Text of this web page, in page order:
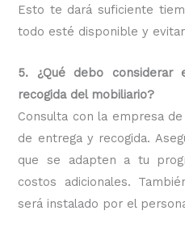
Esto te dará suficiente
todo esté disponible y
5. ¿Qué debo
recogida del mobiliario?
Consulta con la empresa
de entrega y recogida.
que se adapten a tu
costos adicionales.
será instalado por el